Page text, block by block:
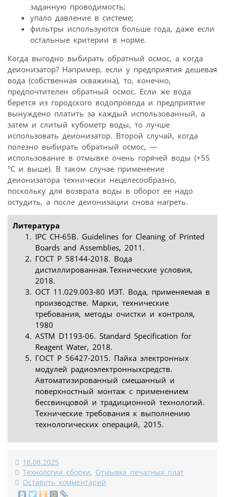
заданную проводимость;
упало давление в системе;
фильтры используются больше года, даже если
остальные критерии в норме.
Когда выгодно выбирать обратный осмос, а когда
деионизатор? Например, если у предприятия дешевая
вода (собственная скважина), то, конечно,
предпочтителен обратный осмос. Если же вода
берется из городского водопровода и предприятие
вынуждено платить за каждый использованный, а
затем и слитый кубометр воды, то лучше
использовать деионизатор. Второй случай, когда
полезно выбирать обратный осмос, —
использование в отмывке очень горячей воды (+55
°C и выше). В таком случае применение
деионизатора технически нецелесообразно,
поскольку для возврата воды в оборот ее надо
остудить, а после деионизации снова нагреть.
Литература
IPC CH‑65B. Guidelines for Cleaning of Printed
Boards and Assemblies, 2011.
ГОСТ Р 58144-2018. Вода
дистиллированная. Технические условия,
2018.
ОСТ 11.029.003-80 ИЭТ. Вода, применяемая в
производстве. Марки, технические
требования, методы очистки и контроля,
1980
ASTM D1193-06. Standard Specification for
Reagent Water, 2018.
ГОСТ Р 56427-2015. Пайка электронных
модулей радиоэлектронныхсредств.
Автоматизированный смешанный и
поверхностный монтаж с применением
бессвинцовой и традиционной технологий.
Технические требования к выполнению
технологических операций, 2015.
18.08.2025
Технологии сборки, Отмывка печатных плат
Оставить комментарий